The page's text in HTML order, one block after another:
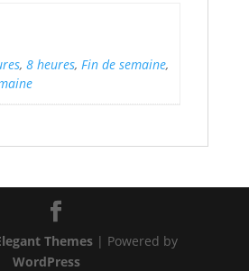
, 8 heures, Fin de semaine,
Themes| Powered by
WordPress